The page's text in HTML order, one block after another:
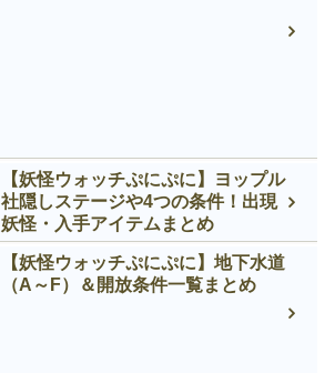
【妖怪ウォッチぷにぷに】ヨップル
社隠しステージや4つの条件！出現
妖怪・入手アイテムまとめ
【妖怪ウォッチぷにぷに】地下水道
（A～F）＆開放条件一覧まとめ